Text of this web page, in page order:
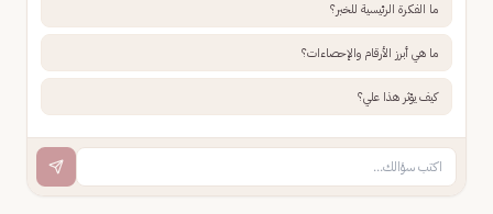
ما الفكرة الرئيسية للخبر؟
ما هي أبرز الأرقام والإحصاءات؟
كيف يؤثر هذا علي؟